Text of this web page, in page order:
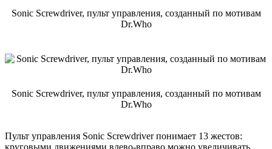
Sonic Screwdriver, пульт управления, созданный по мотивам
Dr.Who
Sonic Screwdriver, пульт управления, созданный по мотивам
Dr.Who
Пульт управления Sonic Screwdriver понимает 13 жестов:
круговыми движениями влево-вправо можно увеличивать